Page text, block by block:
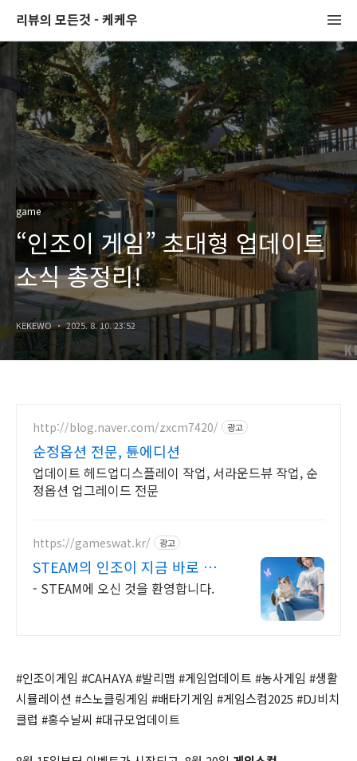
리뷰의 모든것 - 케케우
game
“인조이 게임” 초대형 업데이트
소식 총정리!
KEKEWO 2025. 8. 10. 23:52
http://blog.naver.com/zxcm7420/ 광고
순정옵션 전문, 튠에디션
업데이트 헤드업디스플레이 작업, 서라운드뷰 작업, 순
정옵션 업그레이드 전문
https://gameswat.kr/ 광고
STEAM의 인조이 지금 바로 구
매하기
- STEAM에 오신 것을 환영합니다.
#인조이게임 #CAHAYA #발리맵 #게임업데이트 #농사게임 #생활
시뮬레이션 #스노클링게임 #배타기게임 #게임스컴2025 #DJ비치
클럽 #홍수날씨 #대규모업데이트